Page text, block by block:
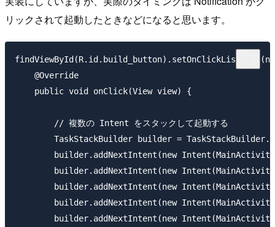
リックされて起動したときなどになると思います。
    @Override
    public void onClick(View view) {
        // 複数の Intent をスタックして起動する
TaskStackBuilder builder =
builder.addNextIntent(new
builder.addNextIntent(new
builder.addNextIntent(new
builder.addNextIntent(new
builder.addNextIntent(new